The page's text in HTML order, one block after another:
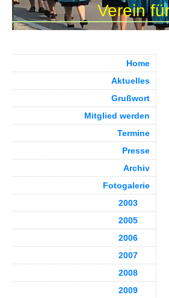
Verein
Home
Aktuelles
Grußwort
Mitglied werden
Termine
Presse
Archiv
Fotogalerie
2003
2005
2006
2007
2008
2009